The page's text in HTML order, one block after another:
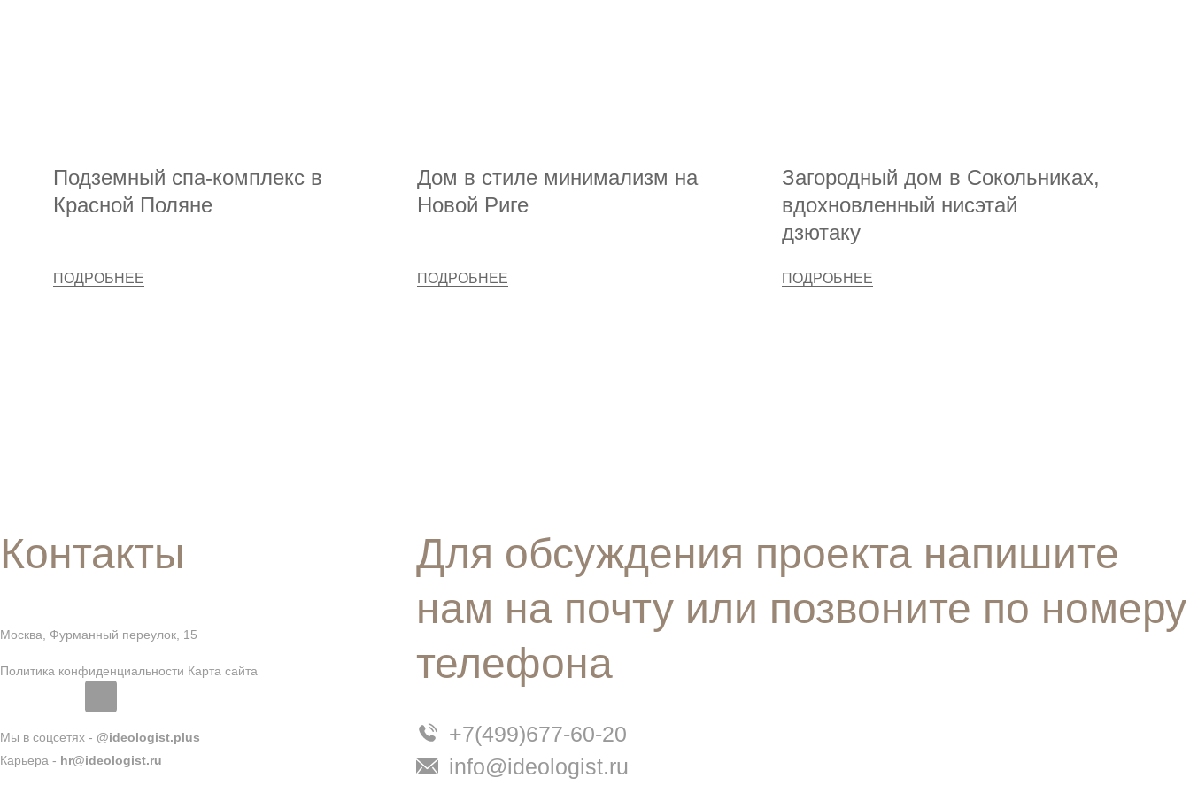
Подземный спа-комплекс в
Красной Поляне
ПОДРОБНЕЕ
Дом в стиле минимализм на
Новой Риге
ПОДРОБНЕЕ
Загородный дом в Сокольниках,
вдохновленный нисэтай
дзютаку
ПОДРОБНЕЕ
Контакты
Москва, Фурманный переулок, 15
Политика конфиденциальности Карта сайта
Мы в соцсетях - @ideologist.plus
Карьера - hr@ideologist.ru
Для обсуждения проекта напишите
нам на почту или позвоните по номеру
телефона
+7(499)677-60-20
info@ideologist.ru